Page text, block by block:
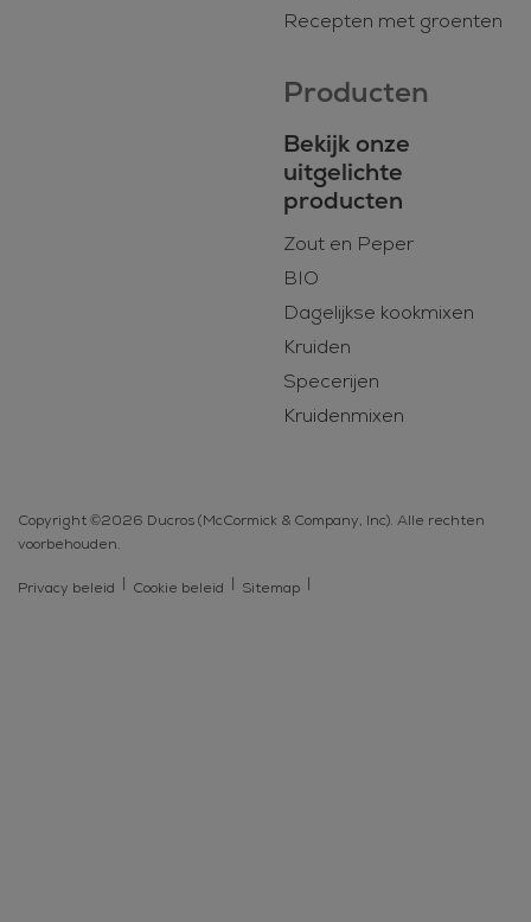
Recepten met groenten
Producten
Bekijk onze
uitgelichte
producten
Zout en Peper
BIO
Dagelijkse kookmixen
Kruiden
Specerijen
Kruidenmixen
Copyright ©2026 Ducros (McCormick & Company, Inc). Alle rechten
voorbehouden.
Privacy beleid Cookie beleid Sitemap